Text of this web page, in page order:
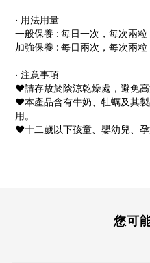
• 用法用量
一般保養 : 每日一次，每次兩粒
加強保養 : 每日兩次，每次兩粒
• 注意事項
❤︎請存放於陰涼乾燥處，避免高
❤︎本產品含有牛奶、牡蠣及其
用。
❤︎十二歲以下孩童、嬰幼兒、孕
您可